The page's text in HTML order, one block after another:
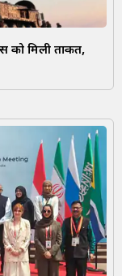
को मिली ताकत,